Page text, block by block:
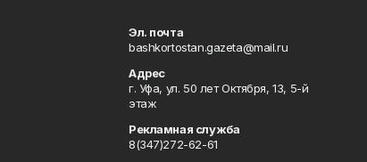
Эл. почта
bashkortostan.gazeta@mail.ru
Адрес
г. Уфа, ул. 50 лет Октября, 13, 5-й
этаж
Рекламная служба
8(347)272-62-61